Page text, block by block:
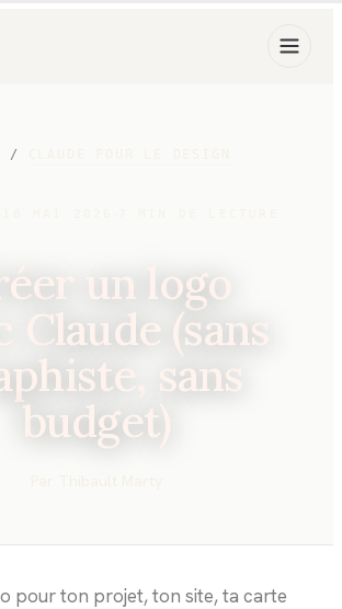
/
un logo
Claude (sans
sans
budget)
pour ton projet, ton site, ta carte